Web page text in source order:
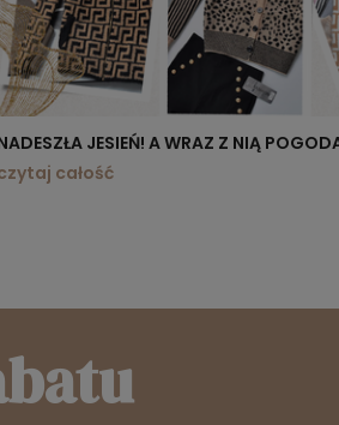
JESIEŃ! A WRAZ Z NIĄ
całość